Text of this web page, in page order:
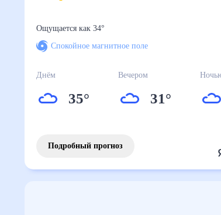
Ощущается как
Спокойное магнитное поле
Днём
35°
Вечером
31°
Подробный прогноз